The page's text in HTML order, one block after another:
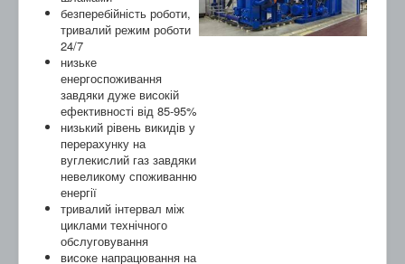
безперебійність роботи,
тривалий режим роботи
24/7
низьке
енергоспоживання
завдяки дуже високій
ефективності від 85-95%
низький рівень викидів у
перерахунку на
вуглекислий газ завдяки
невеликому споживанню
енергії
тривалий інтервал між
циклами технічного
обслуговування
високе напрацювання на